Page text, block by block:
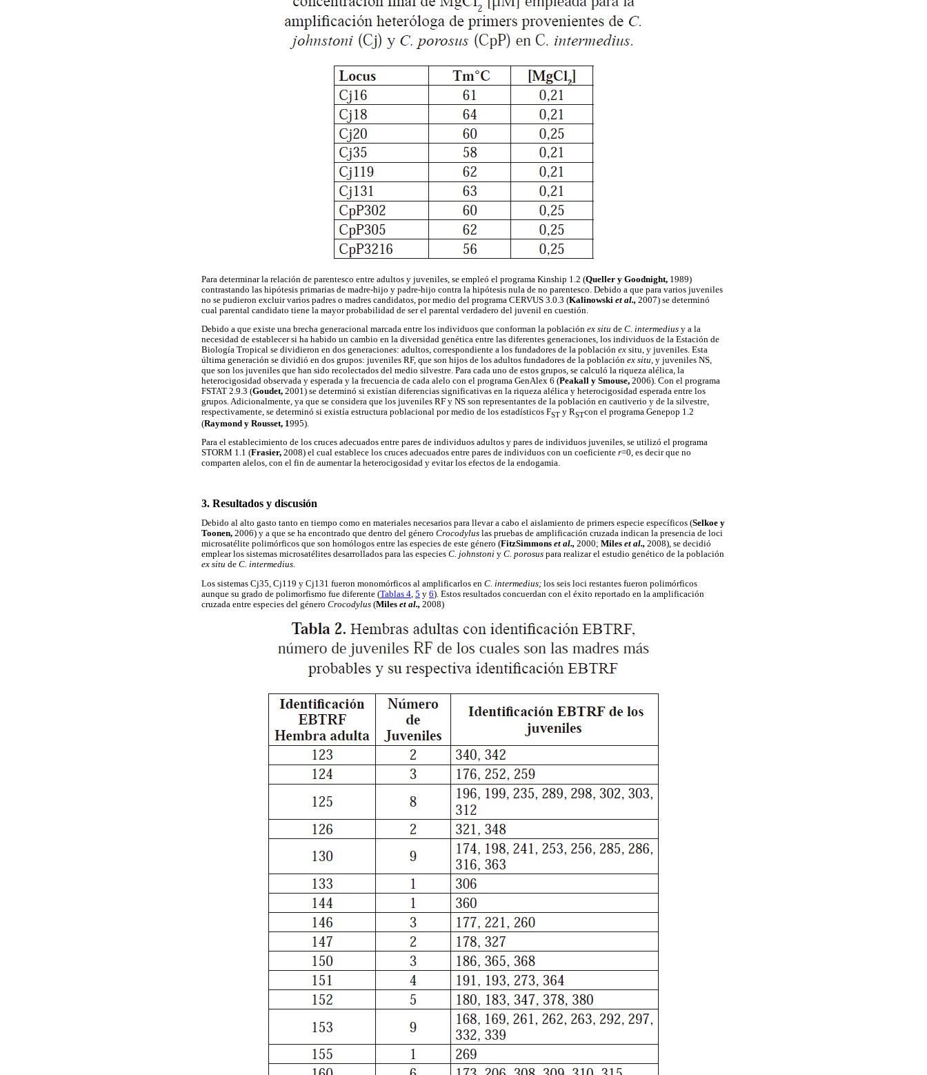
Para determinar la relación de parentesco entre adultos y juveniles, se empleó el programa Kinship 1.2 (Queller y Goodnight, 1989)
contrastando las hipótesis primarias de madre-hijo y padre-hijo contra la hipótesis nula de no parentesco. Debido a que para varios juveniles
no se pudieron excluir varios padres o madres candidatos, por medio del programa CERVUS 3.0.3 (Kalinowski et al., 2007) se determinó
cual parental candidato tiene la mayor probabilidad de ser el parental verdadero del juvenil en cuestión.
Debido a que existe una brecha generacional marcada entre los individuos que conforman la población ex situ de C. intermedius y a la
necesidad de establecer si ha habido un cambio en la diversidad genética entre las diferentes generaciones, los individuos de la Estación de
Biología Tropical se dividieron en dos generaciones: adultos, correspondiente a los fundadores de la población ex situ, y juveniles. Esta
última generación se dividió en dos grupos: juveniles RF, que son hijos de los adultos fundadores de la población ex situ, y juveniles NS,
que son los juveniles que han sido recolectados del medio silvestre. Para cada uno de estos grupos, se calculó la riqueza alélica, la
heterocigosidad observada y esperada y la frecuencia de cada alelo con el programa GenAlex 6 (Peakall y Smouse, 2006). Con el programa
FSTAT 2.9.3 (Goudet, 2001) se determinó si existían diferencias significativas en la riqueza alélica y heterocigosidad esperada entre los
grupos. Adicionalmente, ya que se considera que los juveniles RF y NS son representantes de la población en cautiverio y de la silvestre,
respectivamente, se determinó si existía estructura poblacional por medio de los estadísticos FST y RSTcon el programa Genepop 1.2
(Raymond y Rousset, 1995).
Para el establecimiento de los cruces adecuados entre pares de individuos adultos y pares de individuos juveniles, se utilizó el programa
STORM 1.1 (Frasier, 2008) el cual establece los cruces adecuados entre pares de individuos con un coeficiente r=0, es decir que no
comparten alelos, con el fin de aumentar la heterocigosidad y evitar los efectos de la endogamia.
3. Resultados y discusión
Debido al alto gasto tanto en tiempo como en materiales necesarios para llevar a cabo el aislamiento de primers especie específicos (Selkoe y
Toonen, 2006) y a que se ha encontrado que dentro del género Crocodylus las pruebas de amplificación cruzada indican la presencia de loci
microsatélite polimórficos que son homólogos entre las especies de este género (FitzSimmons et al., 2000; Miles et al., 2008), se decidió
emplear los sistemas microsatélites desarrollados para las especies C. johnstoni y C. porosus para realizar el estudio genético de la población
ex situ de C. intermedius.
Los sistemas Cj35, Cj119 y Cj131 fueron monomórficos al amplificarlos en C. intermedius; los seis loci restantes fueron polimórficos
aunque su grado de polimorfismo fue diferente (Tablas 4 5 y 6). Estos resultados concuerdan con el éxito reportado en la amplificación
cruzada entre especies del género Crocodylus (Miles et al., 2008)